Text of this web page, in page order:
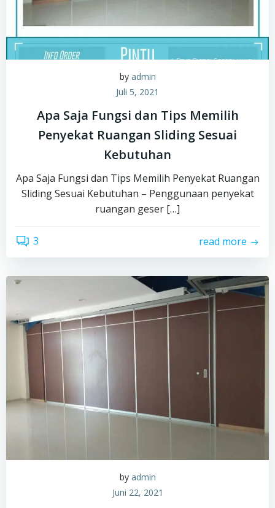
by admin
Juli 5, 2021
Apa Saja Fungsi dan Tips Memilih
Penyekat Ruangan Sliding Sesuai
Kebutuhan
Apa Saja Fungsi dan Tips Memilih Penyekat Ruangan
Sliding Sesuai Kebutuhan – Penggunaan penyekat
ruangan geser […]
3 read more
by admin
Juni 22, 2021